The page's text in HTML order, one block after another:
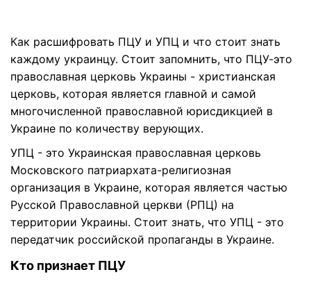
Как расшифровать ПЦУ и УПЦ и что стоит знать
каждому украинцу. Стоит запомнить, что ПЦУ-это
православная церковь Украины - христианская
церковь, которая является главной и самой
многочисленной православной юрисдикцией в
Украине по количеству верующих.
УПЦ - это Украинская православная церковь
Московского патриархата-религиозная
организация в Украине, которая является частью
Русской Православной церкви (РПЦ) на
территории Украины. Стоит знать, что УПЦ - это
передатчик российской пропаганды в Украине.
Кто признает ПЦУ